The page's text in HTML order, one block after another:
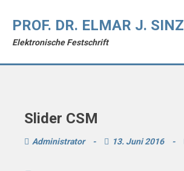
PROF. DR. ELMAR J. SINZ
Elektronische Festschrift
Slider CSM
Administrator - 13. Juni 2016 -